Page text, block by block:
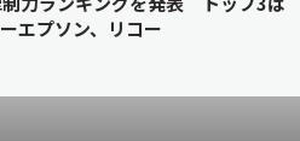
エプソン、リコー